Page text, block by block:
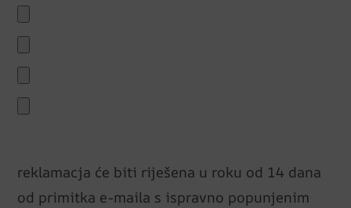
reklamacja će biti riješena u roku od 14 dana
od primitka e-maila s ispravno popunjenim